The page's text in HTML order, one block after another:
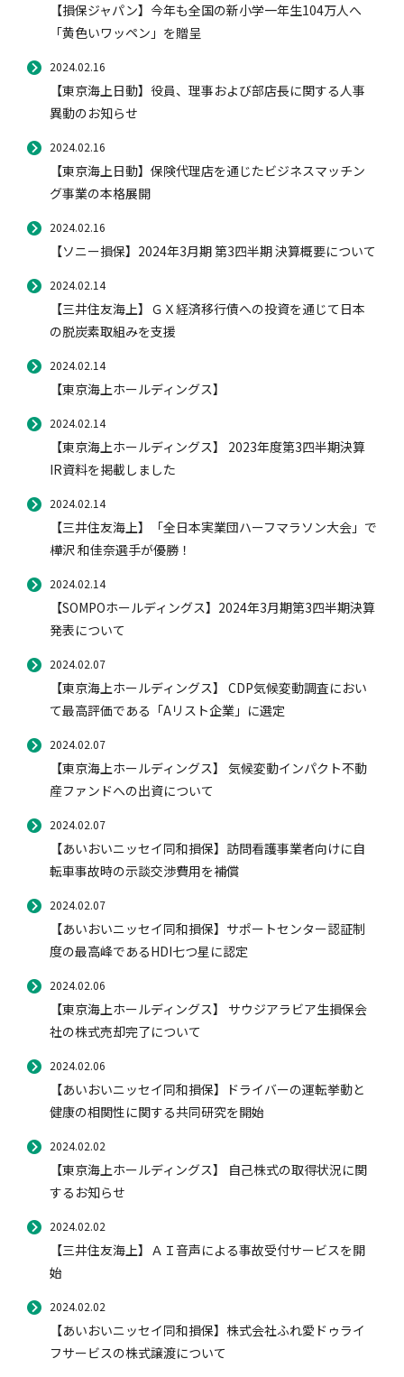
【損保ジャパン】今年も全国の新小学一年生104万人へ
「黄色いワッペン」を贈呈
2024.02.16
【東京海上日動】役員、理事および部店長に関する人事
異動のお知らせ
2024.02.16
【東京海上日動】保険代理店を通じたビジネスマッチン
グ事業の本格展開
2024.02.16
【ソニー損保】2024年3月期 第3四半期 決算概要について
2024.02.14
【三井住友海上】ＧＸ経済移行債への投資を通じて日本
の脱炭素取組みを支援
2024.02.14
【東京海上ホールディングス】
2024.02.14
【東京海上ホールディングス】 2023年度第3四半期決算
IR資料を掲載しました
2024.02.14
【三井住友海上】「全日本実業団ハーフマラソン大会」で
樺沢 和佳奈選手が優勝！
2024.02.14
【SOMPOホールディングス】2024年3月期第3四半期決算
発表について
2024.02.07
【東京海上ホールディングス】 CDP気候変動調査におい
て最高評価である「Aリスト企業」に選定
2024.02.07
【東京海上ホールディングス】 気候変動インパクト不動
産ファンドへの出資について
2024.02.07
【あいおいニッセイ同和損保】訪問看護事業者向けに自
転車事故時の示談交渉費用を補償
2024.02.07
【あいおいニッセイ同和損保】サポートセンター認証制
度の最高峰であるHDI七つ星に認定
2024.02.06
【東京海上ホールディングス】 サウジアラビア生損保会
社の株式売却完了について
2024.02.06
【あいおいニッセイ同和損保】ドライバーの運転挙動と
健康の相関性に関する共同研究を開始
2024.02.02
【東京海上ホールディングス】 自己株式の取得状況に関
するお知らせ
2024.02.02
【三井住友海上】ＡＩ音声による事故受付サービスを開
始
2024.02.02
【あいおいニッセイ同和損保】株式会社ふれ愛ドゥライ
フサービスの株式譲渡について